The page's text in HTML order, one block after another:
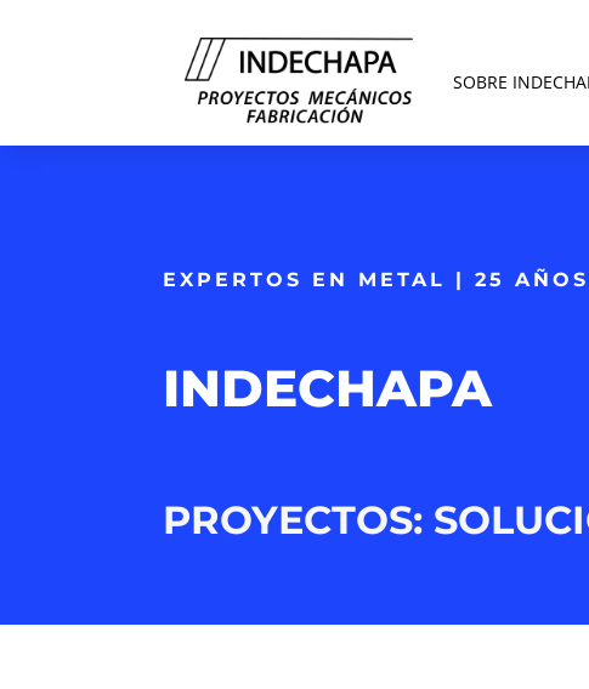
SOBRE
EXPERTOS EN METAL | 25
INDECHAPA
PROYECTOS: